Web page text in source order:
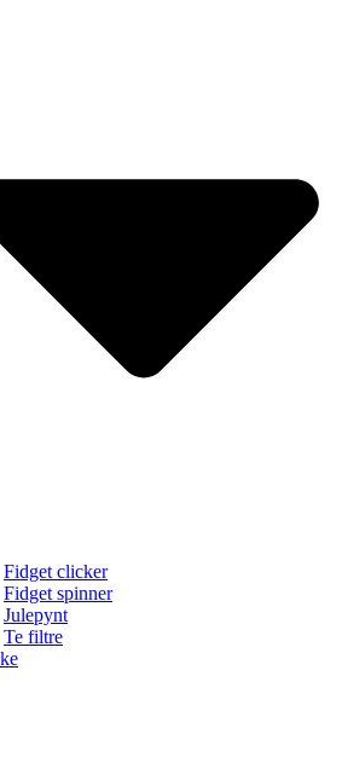
Fidget clicker
Fidget spinner
Julepynt
Te filtre